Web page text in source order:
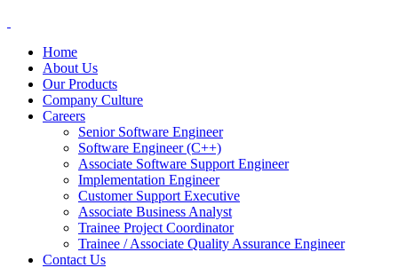
Home
About Us
Our Products
Company Culture
Careers
Senior Software Engineer
Software Engineer (C++)
Associate Software Support Engineer
Implementation Engineer
Customer Support Executive
Associate Business Analyst
Trainee Project Coordinator
Trainee / Associate Quality Assurance Engineer
Contact Us